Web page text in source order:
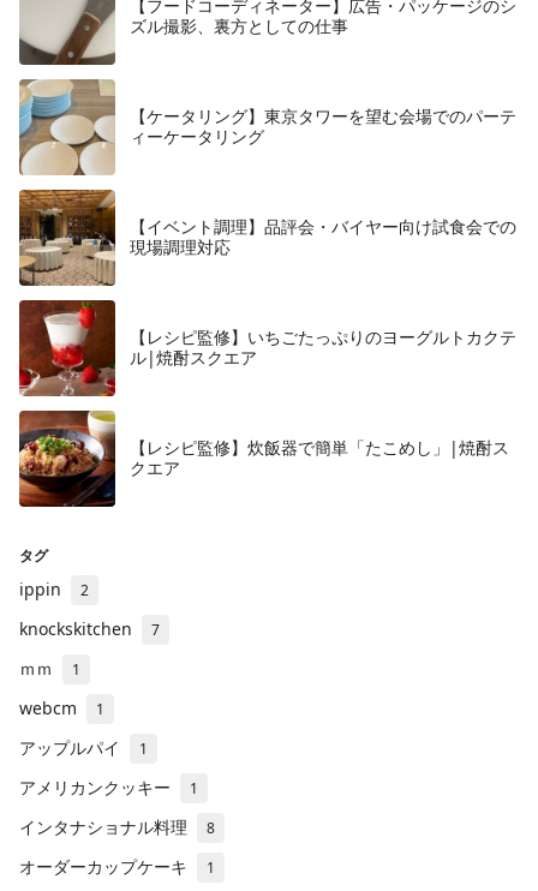
【フードコーディネーター】広告・パッケージのシ
ズル撮影、裏方としての仕事
【ケータリング】東京タワーを望む会場でのパーテ
ィーケータリング
【イベント調理】品評会・バイヤー向け試食会での
現場調理対応
【レシピ監修】いちごたっぷりのヨーグルトカクテ
ル|焼酎スクエア
【レシピ監修】炊飯器で簡単「たこめし」|焼酎ス
クエア
タグ
ippin 2
knockskitchen 7
ｍｍ 1
webcm 1
アップルパイ 1
アメリカンクッキー 1
インタナショナル料理 8
オーダーカップケーキ 1